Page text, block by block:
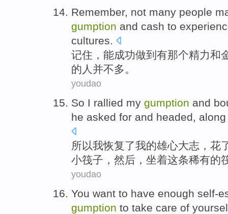
Remember, not many people
gumption and cash to
cultures.
记住 ，能成功做到 有那个精力和
的 人 并不多。
youdao
So I rallied my gumption and
he asked for and headed,
所以我恢复了我的雄心大志 ，花
小筏子 ， 然后 ，坐着这条稀有的
youdao
You want to have enough self-
gumption to take care of